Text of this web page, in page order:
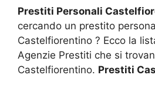
Prestiti Personali
cercando un prestito
Castelfiorentino ? Ecco la
Agenzie Prestiti che si
Castelfiorentino. Prestiti